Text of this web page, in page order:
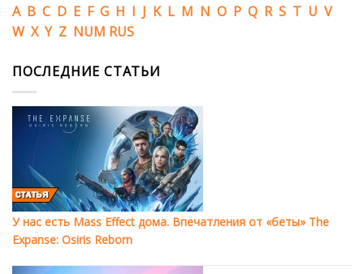
A B C D E F G H I J K L M N O P Q R S T U V
W X Y Z NUM RUS
ПОСЛЕДНИЕ СТАТЬИ
У нас есть Mass Effect дома. Впечатления от «беты» The
Expanse: Osiris Reborn